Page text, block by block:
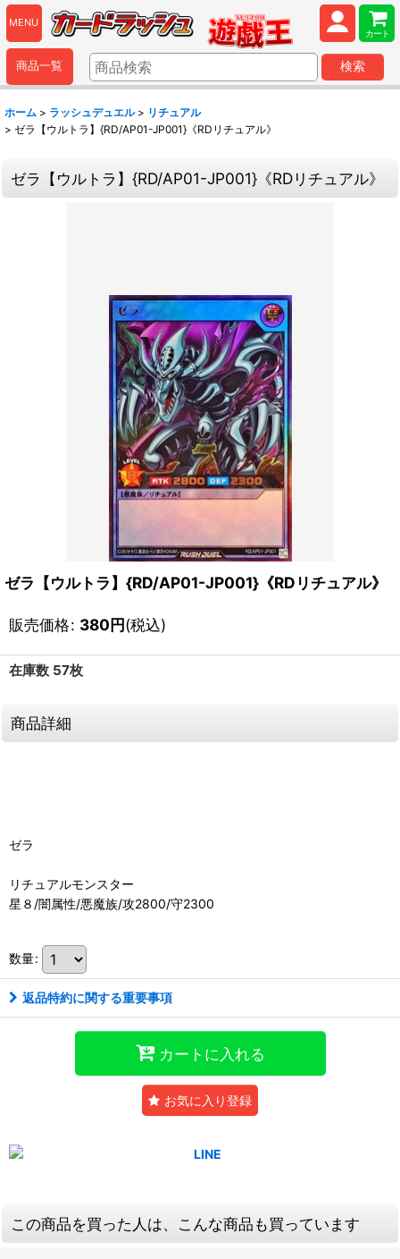
MENU
カート
商品一覧 検索
ホーム > ラッシュデュエル > リチュアル
> ゼラ【ウルトラ】{RD/AP01-JP001}《RDリチュアル》
ゼラ【ウルトラ】{RD/AP01-JP001}《RDリチュアル》
ゼラ【ウルトラ】{RD/AP01-JP001}《RDリチュアル》
販売価格: 380円(税込)
在庫数 57枚
商品詳細
ゼラ
リチュアルモンスター
星８/闇属性/悪魔族/攻2800/守2300
数量:
返品特約に関する重要事項
カートに入れる
お気に入り登録
この商品を買った人は、こんな商品も買っています